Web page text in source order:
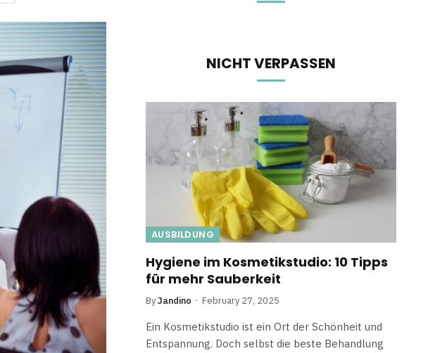
NICHT VERPASSEN
AUSBILDUNG
Hygiene im Kosmetikstudio: 10 Tipps
für mehr Sauberkeit
ByJandino February 27, 2025
Ein Kosmetikstudio ist ein Ort der Schönheit und
Entspannung. Doch selbst die beste Behandlung